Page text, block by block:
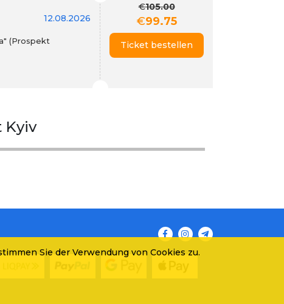
12.08.2026
(Prospekt
€105.00
€99.75
Ticket bestellen
Kyiv
Sie der Verwendung von Cookies zu.